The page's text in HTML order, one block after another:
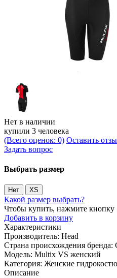
Нет в наличии
купили 3 человека
(Всего оценок: 0) Оставить
Задать вопрос
Выбрать размер
Нет XS
Какой размер выбрать?
Чтобы купить, нажмите кнопку
Добавить в корзину
Характеристики
Производитель: Head
Страна происхождения бренда:
Модель: Multix VS женский
Категория: Женские
Описание